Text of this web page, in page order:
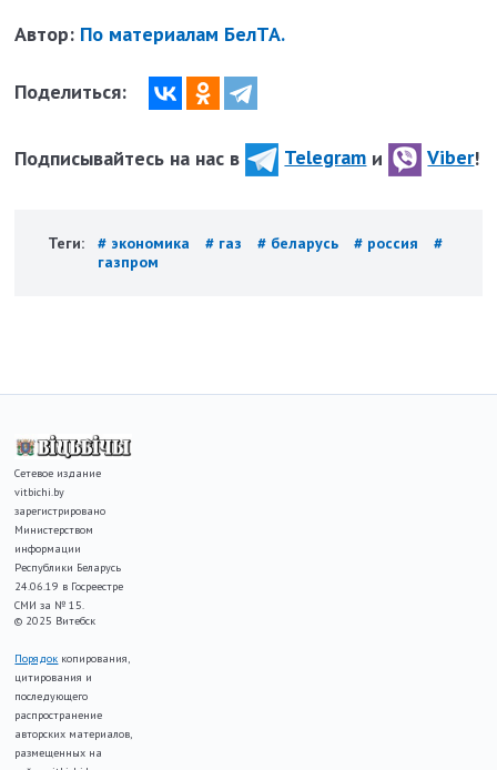
Автор: По материалам БелТА.
Поделиться:
Подписывайтесь на нас в Telegram и Viber!
Теги: # экономика # газ # беларусь # россия
#
газпром
Сетевое издание
vitbichi.by
зарегистрировано
Министерством
информации
Республики Беларусь
24.06.19 в Госреестре
СМИ за № 15.
© 2025 Витебск
Порядок копирования,
цитирования и
последующего
распространение
авторских материалов,
размещенных на